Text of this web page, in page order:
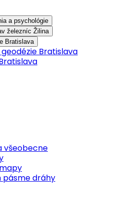
a psychológie
železníc Žilina
Bratislava
Bratislava
všeobecne
pásme dráhy